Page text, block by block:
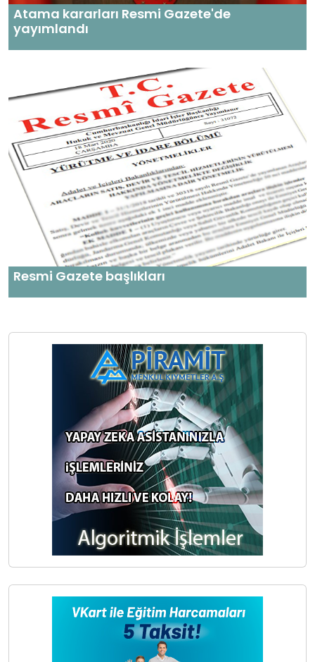
Atama kararları Resmi Gazete'de
yayımlandı
Resmi Gazete başlıkları